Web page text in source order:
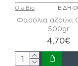
Ola-Bio ΕΙΔΗ-
Φασόλια αζούκι
500gr
4,70€